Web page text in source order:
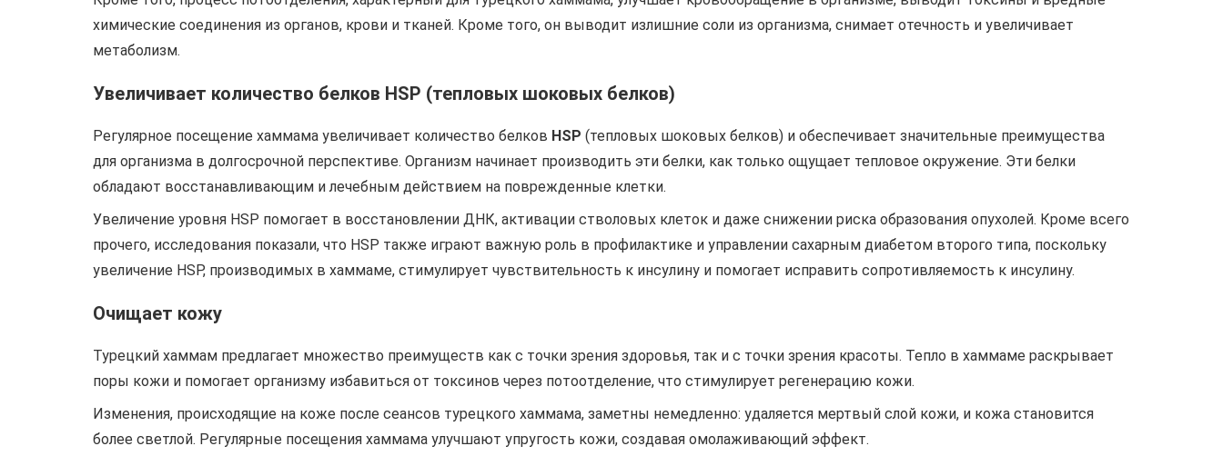
химические соединения из органов, крови и тканей. Кроме того, он выводит излишние соли из организма, снимает отечность и увеличивает
метаболизм.
Увеличивает количество белков HSP (тепловых шоковых белков)
Регулярное посещение хаммама увеличивает количество белков HSP (тепловых шоковых белков) и обеспечивает значительные преимущества
для организма в долгосрочной перспективе. Организм начинает производить эти белки, как только ощущает тепловое окружение. Эти белки
обладают восстанавливающим и лечебным действием на поврежденные клетки.
Увеличение уровня HSP помогает в восстановлении ДНК, активации стволовых клеток и даже снижении риска образования опухолей. Кроме всего
прочего, исследования показали, что HSP также играют важную роль в профилактике и управлении сахарным диабетом второго типа, поскольку
увеличение HSP, производимых в хаммаме, стимулирует чувствительность к инсулину и помогает исправить сопротивляемость к инсулину.
Очищает кожу
Турецкий хаммам предлагает множество преимуществ как с точки зрения здоровья, так и с точки зрения красоты. Тепло в хаммаме раскрывает
поры кожи и помогает организму избавиться от токсинов через потоотделение, что стимулирует регенерацию кожи.
Изменения, происходящие на коже после сеансов турецкого хаммама, заметны немедленно: удаляется мертвый слой кожи, и кожа становится
более светлой. Регулярные посещения хаммама улучшают упругость кожи, создавая омолаживающий эффект.